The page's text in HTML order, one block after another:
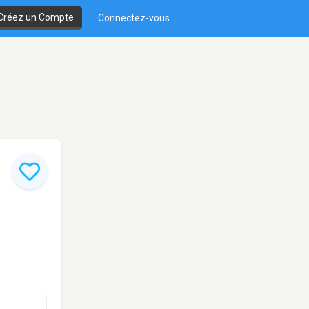
un Compte Connectez-vous